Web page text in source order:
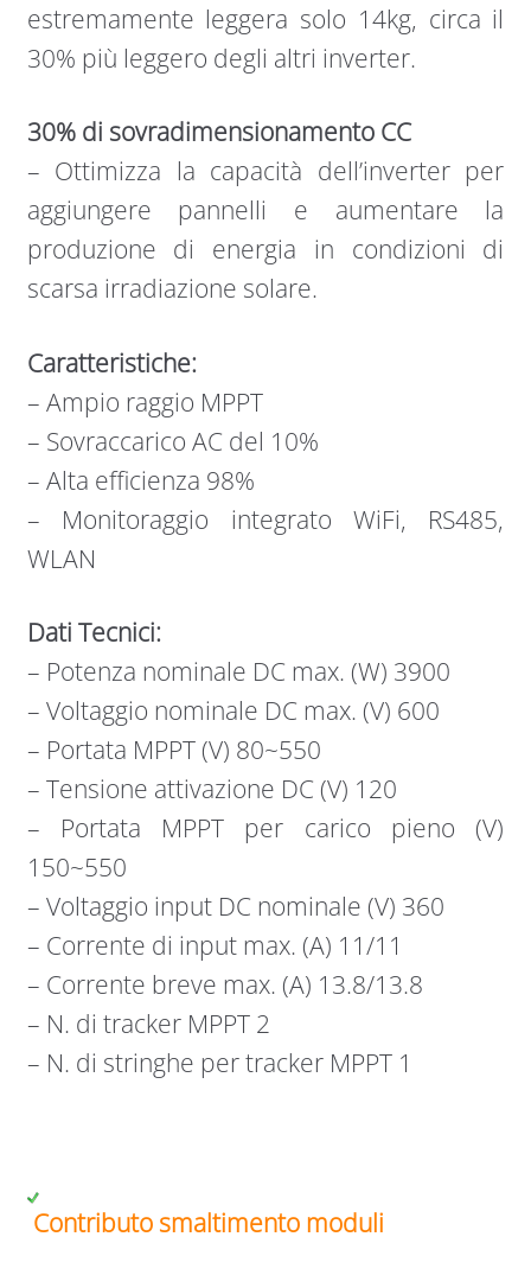
estremamente leggera solo 14kg, circa il
30% più leggero degli altri inverter.
30% di sovradimensionamento CC
– Ottimizza la capacità dell’inverter per
aggiungere pannelli e aumentare la
produzione di energia in condizioni di
scarsa irradiazione solare.
Caratteristiche:
– Ampio raggio MPPT
– Sovraccarico AC del 10%
– Alta efficienza 98%
– Monitoraggio integrato WiFi, RS485,
WLAN
Dati Tecnici:
– Potenza nominale DC max. (W) 3900
– Voltaggio nominale DC max. (V) 600
– Portata MPPT (V) 80~550
– Tensione attivazione DC (V) 120
– Portata MPPT per carico pieno (V)
150~550
– Voltaggio input DC nominale (V) 360
– Corrente di input max. (A) 11/11
– Corrente breve max. (A) 13.8/13.8
– N. di tracker MPPT 2
– N. di stringhe per tracker MPPT 1
Contributo smaltimento moduli